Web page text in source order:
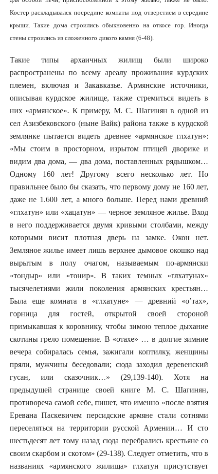
Костер раскладывался посредине комнаты под отверстием в середине
крыши. Такие дома строились обыкновенно на откосе гор. Иногда
стены строились из сложенного дикого камня (6-48).
Такие типы архаичных жилищ были широко
распространены по всему ареалу проживания курдских
племен, включая и Закавказье. Армянские источники,
описывая курдское жилище, также стремиться видеть в
них «армянское». К примеру, М. С. Шагинян в одной из
сел Азизбековского (ныне Вайк) района также в курдской
землянке пытается видеть древнее «армянское глхатун»:
«Мы стоим в просторном, изрытом птицей дворике и
видим два дома, — два дома, поставленных рядышком…
Одному 160 лет! Другому всего несколько лет. Но
правильнее было бы сказать, что первому дому не 160 лет,
даже не 1.600 лет, а много больше. Перед нами древний
«глхатун» или «хацатун» — черное земляное жилье. Вход
в него поддерживается двумя кривыми столбами, между
которыми висит плотная дверь на замке. Окон нет.
Земляное жилье имеет лишь верхнее дымовое окошко над
вырытым в полу очагом, называемым по-армянски
«тондыр» или «тонир». В таких темных «глхатунах»
тысячелетиями жили поколения армянских крестьян…
Была еще комната в «глхатуне» — древний «о’тах»,
горница для гостей, открытой своей стороной
примыкавшая к коровнику, чтобы зимою теплое дыхание
скотины грело помещение. В «отахе» … в долгие зимние
вечера собиралась семья, зажигали коптилку, женщины
пряли, мужчины беседовали; сюда заходил деревенский
гусан, или сказочник…» (29,139-140). Хотя на
предыдущей странице своей книге М. С. Шагинян,
противореча самой себе, пишет, что именно «после взятия
Еревана Паскевичем персидские армяне стали сотнями
переселяться на территории русской Армении… И сто
шестьдесят лет тому назад сюда перебрались крестьяне со
своим скарбом и скотом» (29-138). Следует отметить, что в
названиях «армянского жилища» глхатун присутствует